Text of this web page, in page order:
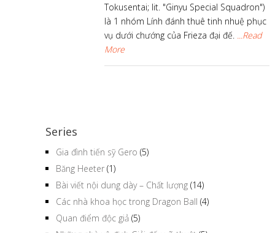
Tokusentai; lit. "Ginyu Special Squadron")
là 1 nhóm Lính đánh thuê tinh nhuệ phục
vụ dưới chướng của Frieza đại đế. ...Read
More
Series
Gia đình tiến sỹ Gero (5)
Băng Heeter (1)
Bài viết nội dung dày – Chất lượng (14)
Các nhà khoa học trong Dragon Ball (4)
Quan điểm độc giả (5)